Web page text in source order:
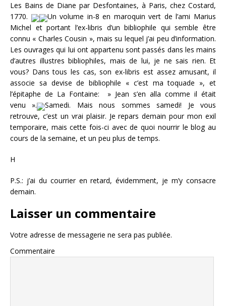
Les Bains de Diane par Desfontaines, à Paris, chez Costard,
1770.
Un volume in-8 en maroquin vert de l’ami Marius
Michel et portant l’ex-libris d’un bibliophile qui semble être
connu « Charles Cousin », mais su lequel j’ai peu d’information.
Les ouvrages qui lui ont appartenu sont passés dans les mains
d’autres illustres bibliophiles, mais de lui, je ne sais rien. Et
vous? Dans tous les cas, son ex-libris est assez amusant, il
associe sa devise de bibliophile « c’est ma toquade », et
l’épitaphe de La Fontaine: » Jean s’en alla comme il était
venu ».
Samedi. Mais nous sommes samedi! Je vous
retrouve, c’est un vrai plaisir. Je repars demain pour mon exil
temporaire, mais cette fois-ci avec de quoi nourrir le blog au
cours de la semaine, et un peu plus de temps.
H
P.S.: j’ai du courrier en retard, évidemment, je m’y consacre
demain.
Laisser un commentaire
Votre adresse de messagerie ne sera pas publiée.
Commentaire